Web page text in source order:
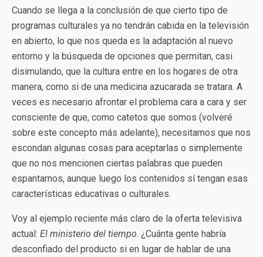
Cuando se llega a la conclusión de que cierto tipo de
programas culturales ya no tendrán cabida en la televisión
en abierto, lo que nos queda es la adaptación al nuevo
entorno y la búsqueda de opciones que permitan, casi
disimulando, que la cultura entre en los hogares de otra
manera, como si de una medicina azucarada se tratara. A
veces es necesario afrontar el problema cara a cara y ser
consciente de que, como catetos que somos (volveré
sobre este concepto más adelante), necesitamos que nos
escondan algunas cosas para aceptarlas o simplemente
que no nos mencionen ciertas palabras que pueden
espantarnos, aunque luego los contenidos sí tengan esas
características educativas o culturales.
Voy al ejemplo reciente más claro de la oferta televisiva
actual: El ministerio del tiempo. ¿Cuánta gente habría
desconfiado del producto si en lugar de hablar de una